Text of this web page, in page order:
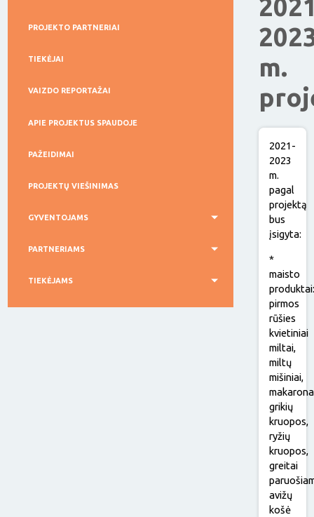
PROJEKTO PARTNERIAI
TIEKĖJAI
VAIZDO REPORTAŽAI
APIE PROJEKTUS SPAUDOJE
PAŽEIDIMAI
PROJEKTŲ VIEŠINIMAS
GYVENTOJAMS
PARTNERIAMS
TIEKĖJAMS
m.
2021-
2023
m.
pagal
projektą
bus
įsigyta:
*
maisto
pirmos
rūšies
kvietiniai
miltai,
miltų
mišiniai,
grikių
kruopos,
ryžių
kruopos,
greitai
avižų
košė